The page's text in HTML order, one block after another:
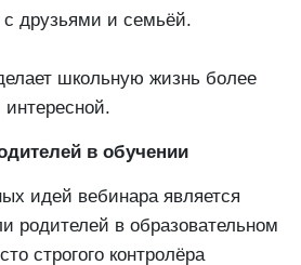
друзьями и семьёй.
школьную жизнь более
в обучении
идей вебинара является
родителей в образовательном
строгого контролёра